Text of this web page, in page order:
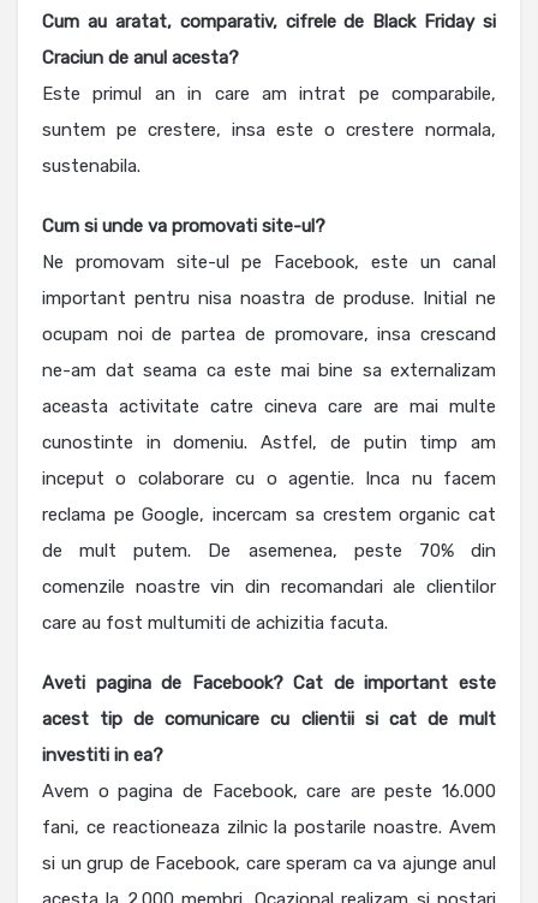
Cum au aratat, comparativ, cifrele de Black Friday si
Craciun de anul acesta?
Este primul an in care am intrat pe comparabile,
suntem pe crestere, insa este o crestere normala,
sustenabila.
Cum si unde va promovati site-ul?
Ne promovam site-ul pe Facebook, este un canal
important pentru nisa noastra de produse. Initial ne
ocupam noi de partea de promovare, insa crescand
ne-am dat seama ca este mai bine sa externalizam
aceasta activitate catre cineva care are mai multe
cunostinte in domeniu. Astfel, de putin timp am
inceput o colaborare cu o agentie. Inca nu facem
reclama pe Google, incercam sa crestem organic cat
de mult putem. De asemenea, peste 70% din
comenzile noastre vin din recomandari ale clientilor
care au fost multumiti de achizitia facuta.
Aveti pagina de Facebook? Cat de important este
acest tip de comunicare cu clientii si cat de mult
investiti in ea?
Avem o pagina de Facebook, care are peste 16.000
fani, ce reactioneaza zilnic la postarile noastre. Avem
si un grup de Facebook, care speram ca va ajunge anul